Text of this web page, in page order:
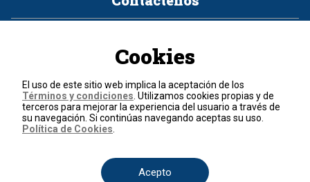
Política de cookies
Términos y condiciones
© 2026, RCN Medios.
Todos los derechos reservados.
Cookies
El uso de este sitio web implica la aceptación de los
Términos y condiciones . Utilizamos cookies propias y de
terceros para mejorar la experiencia del usuario a través de
su navegación. Si continúas navegando aceptas su uso.
Política de Cookies
Acepto